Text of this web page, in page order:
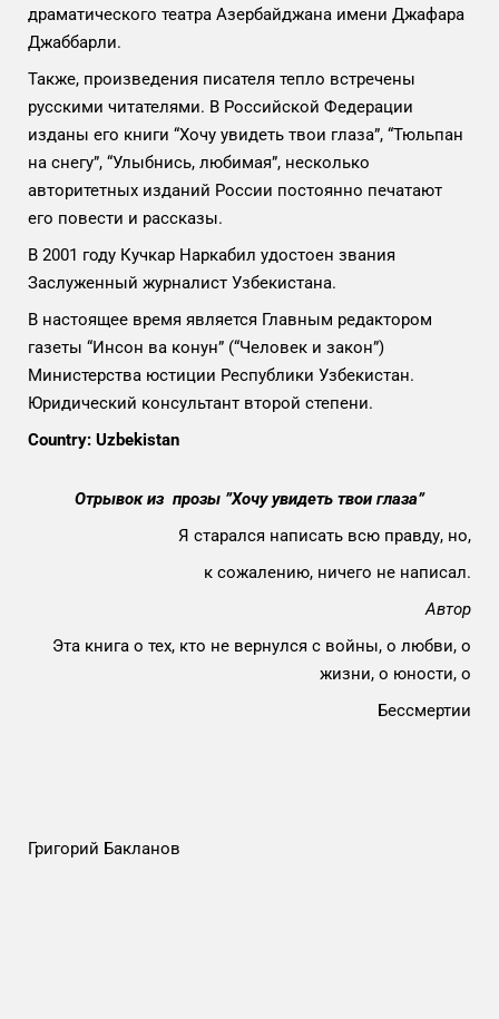
драматического театра Азербайджана имени Джафара
Джаббарли.
Также, произведения писателя тепло встречены
русскими читателями. В Российской Федерации
изданы его книги “Хочу увидеть твои глаза”, “Тюльпан
на снегу”, “Улыбнись, любимая”, несколько
авторитетных изданий России постоянно печатают
его повести и рассказы.
В 2001 году Кучкар Наркабил удостоен звания
Заслуженный журналист Узбекистана.
В настоящее время является Главным редактором
газеты “Инсон ва конун” (“Человек и закон”)
Министерства юстиции Республики Узбекистан.
Юридический консультант второй степени.
Country: Uzbekistan
Отрывок из прозы ”Хочу увидеть твои глаза”
Я старался написать всю правду, но,
к сожалению, ничего не написал.
Автор
Эта книга о тех, кто не вернулся с войны, о любви, о
жизни, о юности, о
Бессмертии
Григорий Бакланов